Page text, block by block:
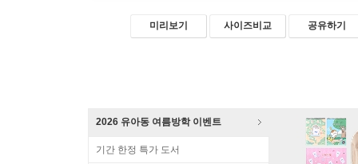
미리보기 사이즈비교 공유하기
2026 유아동 여름방학 이벤트
기간 한정 특가 도서